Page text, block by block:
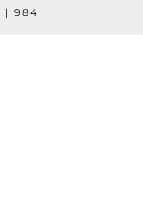
| 984